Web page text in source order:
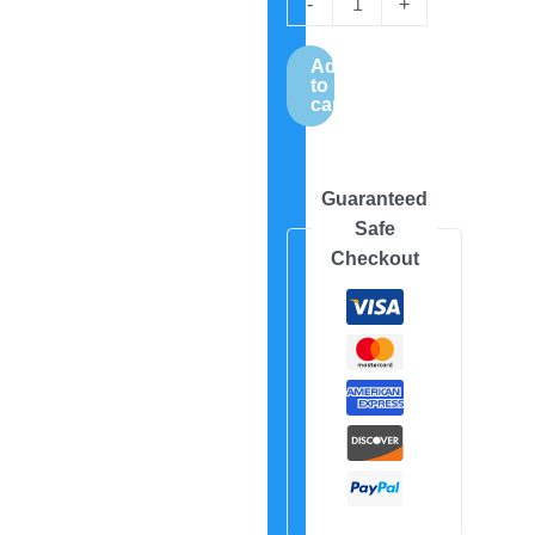
- +
Add
to
cart
Guaranteed
Safe
Checkout